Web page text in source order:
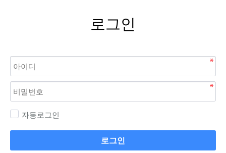
로그인
자동로그인
로그인